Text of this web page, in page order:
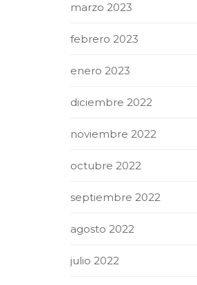
marzo 2023
febrero 2023
enero 2023
diciembre 2022
noviembre 2022
octubre 2022
septiembre 2022
agosto 2022
julio 2022